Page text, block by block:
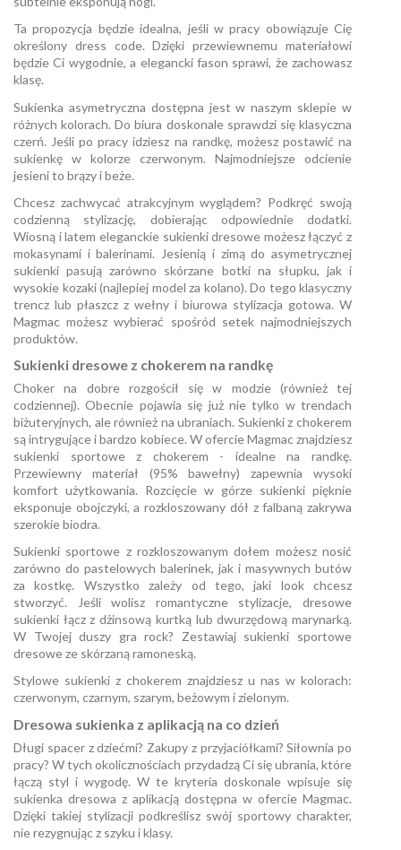
Ta propozycja będzie idealna, jeśli w pracy obowiązuje Cię
określony dress code. Dzięki przewiewnemu materiałowi
będzie Ci wygodnie, a elegancki fason sprawi, że zachowasz
klasę.
Sukienka asymetryczna dostępna jest w naszym sklepie w
różnych kolorach. Do biura doskonale sprawdzi się klasyczna
czerń. Jeśli po pracy idziesz na randkę, możesz postawić na
sukienkę w kolorze czerwonym. Najmodniejsze odcienie
jesieni to brązy i beże.
Chcesz zachwycać atrakcyjnym wyglądem? Podkręć swoją
codzienną stylizację, dobierając odpowiednie dodatki.
Wiosną i latem eleganckie sukienki dresowe możesz łączyć z
mokasynami i balerinami. Jesienią i zimą do asymetrycznej
sukienki pasują zarówno skórzane botki na słupku, jak i
wysokie kozaki (najlepiej model za kolano). Do tego klasyczny
trencz lub płaszcz z wełny i biurowa stylizacja gotowa. W
Magmac możesz wybierać spośród setek najmodniejszych
produktów.
Sukienki dresowe z chokerem na randkę
Choker na dobre rozgościł się w modzie (również tej
codziennej). Obecnie pojawia się już nie tylko w trendach
biżuteryjnych, ale również na ubraniach. Sukienki z chokerem
są intrygujące i bardzo kobiece. W ofercie Magmac znajdziesz
sukienki sportowe z chokerem - idealne na randkę.
Przewiewny materiał (95% bawełny) zapewnia wysoki
komfort użytkowania. Rozcięcie w górze sukienki pięknie
eksponuje obojczyki, a rozkloszowany dół z falbaną zakrywa
szerokie biodra.
Sukienki sportowe z rozkloszowanym dołem możesz nosić
zarówno do pastelowych balerinek, jak i masywnych butów
za kostkę. Wszystko zależy od tego, jaki look chcesz
stworzyć. Jeśli wolisz romantyczne stylizacje, dresowe
sukienki łącz z dżinsową kurtką lub dwurzędową marynarką.
W Twojej duszy gra rock? Zestawiaj sukienki sportowe
dresowe ze skórzaną ramoneską.
Stylowe sukienki z chokerem znajdziesz u nas w kolorach:
czerwonym, czarnym, szarym, beżowym i zielonym.
Dresowa sukienka z aplikacją na co dzień
Długi spacer z dziećmi? Zakupy z przyjaciółkami? Siłownia po
pracy? W tych okolicznościach przydadzą Ci się ubrania, które
łączą styl i wygodę. W te kryteria doskonale wpisuje się
sukienka dresowa z aplikacją dostępna w ofercie Magmac.
Dzięki takiej stylizacji podkreślisz swój sportowy charakter,
nie rezygnując z szyku i klasy.